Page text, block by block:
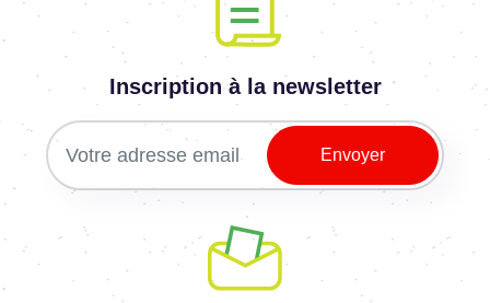
Inscription à la newsletter